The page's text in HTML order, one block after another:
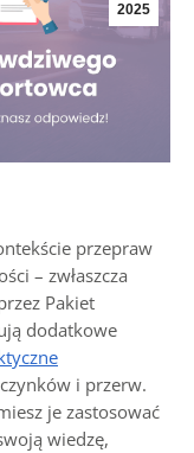
2025
przepraw
– zwłaszcza
Pakiet
dodatkowe
i przerw.
je zastosować
wiedzę,